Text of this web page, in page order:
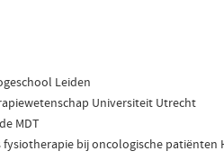
Leiden
Universiteit Utrecht
MDT
fysiotherapie bij oncologische patiënten